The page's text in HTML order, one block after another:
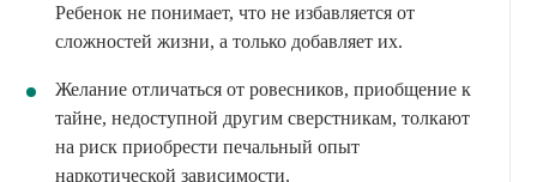
Ребенок не понимает, что не избавляется от
сложностей жизни, а только добавляет их.
Желание отличаться от ровесников, приобщение к
тайне, недоступной другим сверстникам, толкают
на риск приобрести печальный опыт
наркотической зависимости.